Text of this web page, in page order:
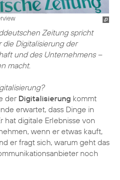
Zeitung spricht
Digitalisierung der
und des Unternehmens –
macht.
der Digitalisierung kommt
erwartet, dass Dinge in
hat digitale Erlebnisse von
wenn er etwas kauft,
er fragt sich, warum geht das
noch